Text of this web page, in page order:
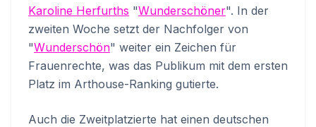
Karoline Herfurths "Wunderschöner". In der
zweiten Woche setzt der Nachfolger von
"Wunderschön" weiter ein Zeichen für
Frauenrechte, was das Publikum mit dem ersten
Platz im Arthouse-Ranking gutierte.
Auch die Zweitplatzierte hat einen deutschen